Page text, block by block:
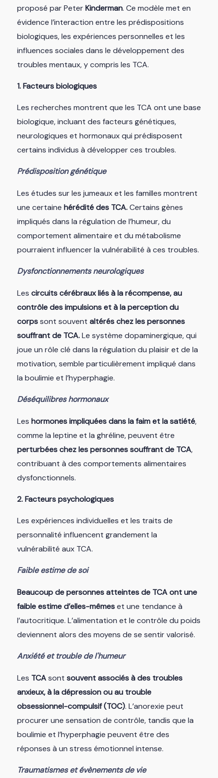
proposé par PeterKinderman. Ce modèle met en
évidence l’interaction entre les prédispositions
biologiques, les expériences personnelles et les
influences sociales dans le développement des
troubles mentaux, y compris les TCA.
1. Facteurs biologiques
Les recherches montrent que les TCA ont une base
biologique, incluant des facteurs génétiques,
neurologiques et hormonaux qui prédisposent
certains individus à développer ces troubles.
Prédisposition génétique
Les études sur les jumeaux et les familles montrent
une certaine hérédité des TCA.Certains gènes
impliqués dans la régulation de l’humeur, du
comportement alimentaire et du métabolisme
pourraient influencer la vulnérabilité à ces troubles.
Dysfonctionnements neurologiques
Les circuits cérébraux liés à la récompense, au
contrôle des impulsions et à la perception du
corpssont souvent altérés chez les personnes
souffrant de TCA.Le système dopaminergique, qui
joue un rôle clé dans la régulation du plaisir et de la
motivation, semble particulièrement impliqué dans
la boulimie et l’hyperphagie.
Déséquilibres hormonaux
Les hormones impliquées dans la faim et la satiété,
comme la leptine et la ghréline, peuvent être
perturbées chez les personnes souffrant de TCA,
contribuant à des comportements alimentaires
dysfonctionnels.
2. Facteurs psychologiques
Les expériences individuelles et les traits de
personnalité influencent grandement la
vulnérabilité aux TCA.
Faible estime de soi
Beaucoup de personnes atteintes de TCA ont une
faible estime d’elles-mêmeset une tendance à
l’autocritique. L’alimentation et le contrôle du poids
deviennent alors des moyens de se sentir valorisé.
Anxiété et trouble de l'humeur
Les TCAsont souvent associés à des troubles
anxieux, à la dépression ou au trouble
obsessionnel-compulsif (TOC). L’anorexie peut
procurer une sensation de contrôle, tandis que la
boulimie et l’hyperphagie peuvent être des
réponses à un stress émotionnel intense.
Traumatismes et évènements de vie